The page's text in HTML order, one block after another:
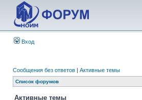
Вход
Сообщения без ответов | Активные темы
Список форумов
Активные темы